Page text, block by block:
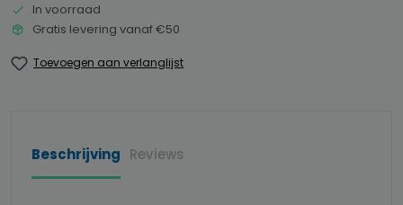
In voorraad
Gratis levering vanaf €50
Toevoegen aan verlanglijst
Beschrijving Reviews